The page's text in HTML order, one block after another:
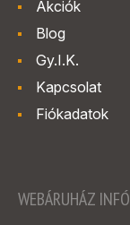
Akciók
Blog
Gy.I.K.
Kapcsolat
Fiókadatok
WEBÁRUHÁZ INFÓ